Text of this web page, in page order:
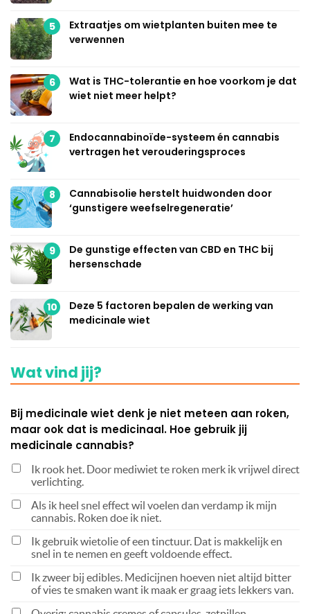
5
Extraatjes om wietplanten buiten mee te
verwennen
6
Wat is THC-tolerantie en hoe voorkom je dat
wiet niet meer helpt?
7
Endocannabinoïde-systeem én cannabis
vertragen het verouderingsproces
8
Cannabisolie herstelt huidwonden door
‘gunstigere weefselregeneratie’
9
De gunstige effecten van CBD en THC bij
hersenschade
10
Deze 5 factoren bepalen de werking van
medicinale wiet
Wat vind jij?
Bij medicinale wiet denk je niet meteen aan roken,
maar ook dat is medicinaal. Hoe gebruik jij
medicinale cannabis?
Ik rook het. Door mediwiet te roken merk ik vrijwel direct
verlichting.
Als ik heel snel effect wil voelen dan verdamp ik mijn
cannabis. Roken doe ik niet.
Ik gebruik wietolie of een tinctuur. Dat is makkelijk en
snel in te nemen en geeft voldoende effect.
Ik zweer bij edibles. Medicijnen hoeven niet altijd bitter
of vies te smaken want ik maak er graag iets lekkers van.